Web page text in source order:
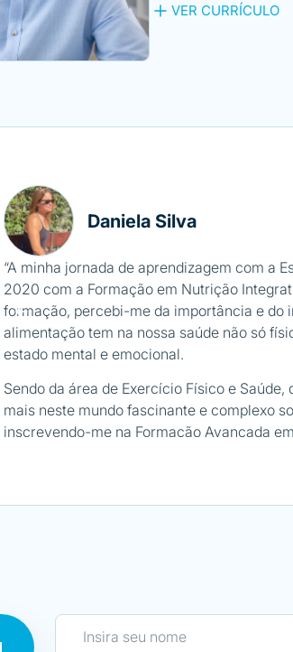
VER CURRÍCULO
Daniela Silva
“A minha jornada de aprendizagem com a
2020 com a Formação em Nutrição
formação, percebi-me da importância e do
alimentação tem na nossa saúde não só
estado mental e emocional.
Sendo da área de Exercício Físico e
mais neste mundo fascinante e complexo
inscrevendo-me na Formação Avançada
Gostaria de agradecer a toda a equipa da